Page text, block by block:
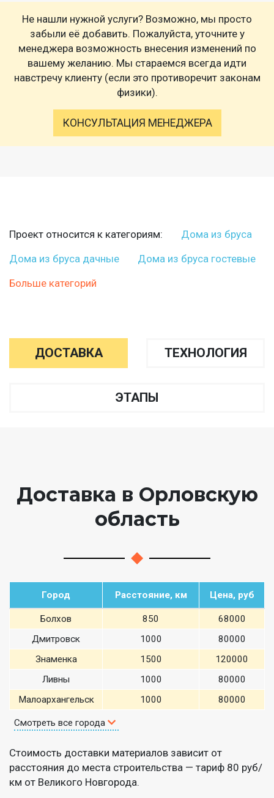
Не нашли нужной услуги? Возможно, мы просто
забыли её добавить. Пожалуйста, уточните у
менеджера возможность внесения изменений по
вашему желанию. Мы стараемся всегда идти
навстречу клиенту (если это противоречит законам
физики).
КОНСУЛЬТАЦИЯ МЕНЕДЖЕРА
Проект относится к категориям:
Дома из бруса
Дома из бруса дачные
Дома из бруса гостевые
Больше категорий
ДОСТАВКА ТЕХНОЛОГИЯ
ЭТАПЫ
Доставка в Орловскую
область
Город Расстояние, км Цена, руб
Болхов 850
68000
Дмитровск
1000
80000
Знаменка
1500
120000
Ливны
1000
80000
Малоархангельск
1000 80000
Смотреть все города
Стоимость доставки материалов зависит от
расстояния до места строительства — тариф 80 руб/
км от Великого Новгорода.